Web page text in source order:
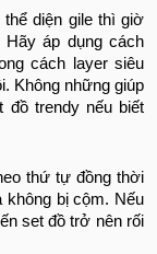
thể diện gile thì giờ
áp dụng cách
cách layer siêu
Không những giúp
trendy nếu biết
thứ tự đồng thời
không bị cộm. Nếu
set đồ trở nên rối